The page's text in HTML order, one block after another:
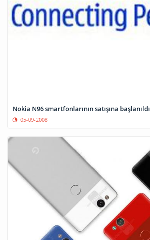
Nokia N96 smartfonlarının satışına başlanıldı
05-09-2008